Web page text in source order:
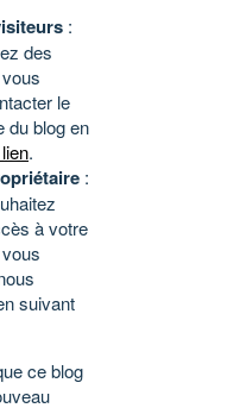
:
des
le
du blog en
.
:
à votre
suivant
ce blog